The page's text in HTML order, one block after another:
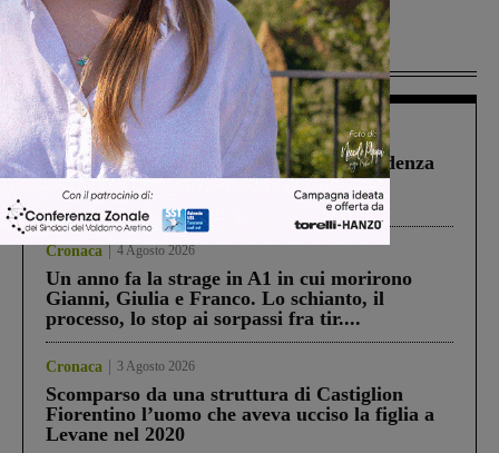
Più lette
Figline Incisa Valdarno 1 Agosto 2026
Piscina di Figline finanziata oltre la scadenza
Pnrr, il gruppo di Fratelli d’Italia: “Un
ringraziamento al Governo”
Cronaca 4 Agosto 2026
Un anno fa la strage in A1 in cui morirono
Gianni, Giulia e Franco. Lo schianto, il
processo, lo stop ai sorpassi fra tir....
Cronaca 3 Agosto 2026
Scomparso da una struttura di Castiglion
Fiorentino l’uomo che aveva ucciso la figlia a
Levane nel 2020